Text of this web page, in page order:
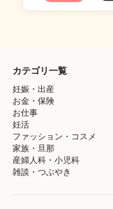
カテゴリ一覧
妊娠・出産
お金・保険
お仕事
妊活
ファッション・コスメ
家族・旦那
産婦人科・小児科
雑談・つぶやき